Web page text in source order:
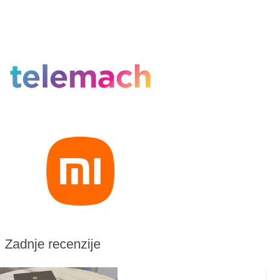
Zadnje recenzije